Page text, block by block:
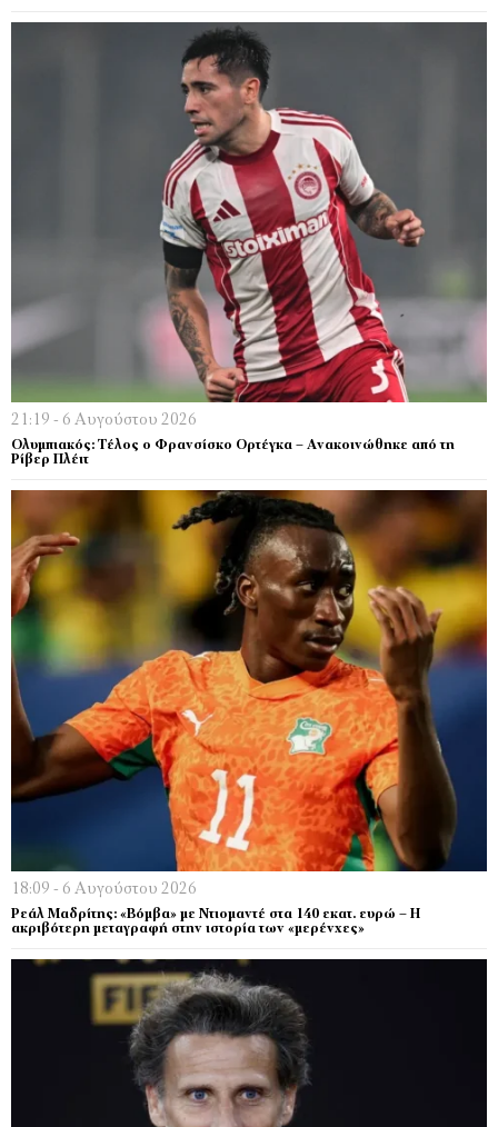
21:19 - 6 Αυγούστου 2026
Ολυμπιακός: Τέλος ο Φρανσίσκο Ορτέγκα – Ανακοινώθηκε από τη
Ρίβερ Πλέιτ
18:09 - 6 Αυγούστου 2026
Ρεάλ Μαδρίτης: «Βόμβα» με Ντιομαντέ στα 140 εκατ. ευρώ – Η
ακριβότερη μεταγραφή στην ιστορία των «μερένχες»